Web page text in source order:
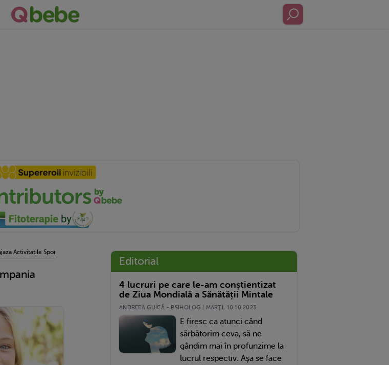
Activitatile Sportive
Editorial
4 lucruri pe care le-am conștientizat
de Ziua Mondială a Sănătății Mintale
ANDREEA GUICĂ - PSIHOLOG | MARŢI, 10.10.2023
E firesc ca atunci când
sărbătorim ceva, să ne
gândim mai în profunzime la
lucrul respectiv. Așa se face